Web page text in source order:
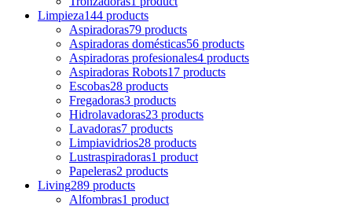
Limpieza144 products
Aspiradoras79 products
Aspiradoras domésticas56 products
Aspiradoras profesionales4 products
Aspiradoras Robots17 products
Escobas28 products
Fregadoras3 products
Hidrolavadoras23 products
Lavadoras7 products
Limpiavidrios28 products
Lustraspiradoras1 product
Papeleras2 products
Living289 products
Alfombras1 product